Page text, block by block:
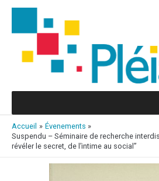
Aller
contenu
Accueil
Évenements
Suspendu – Séminaire de recherche
révéler le secret, de l’intime au social”